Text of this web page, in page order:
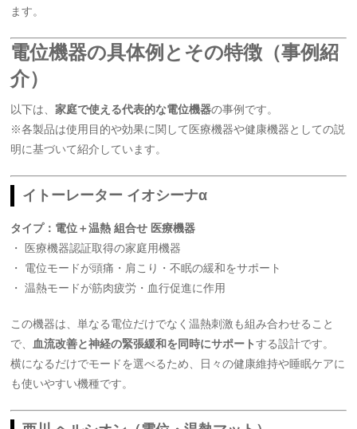
ます。
電位機器の具体例とその特徴（事例紹
介）
以下は、家庭で使える代表的な電位機器の事例です。
※各製品は使用目的や効果に関して医療機器や健康機器としての説
明に基づいて紹介しています。
イトーレーター イオシーナα
タイプ：電位＋温熱 組合せ 医療機器
・ 医療機器認証取得の家庭用機器
・ 電位モードが頭痛・肩こり・不眠の緩和をサポート
・ 温熱モードが筋肉疲労・血行促進に作用
この機器は、単なる電位だけでなく温熱刺激も組み合わせること
で、 血流改善と神経の緊張緩和を同時にサポートする設計です。
横になるだけでモードを選べるため、日々の健康維持や睡眠ケアに
も使いやすい機種です。